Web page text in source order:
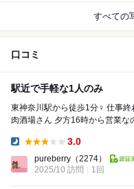
すべての
口コミ
駅近で手軽な1人のみ
東神奈川駅から徒歩1分‍♀️ 仕事終わりにサクッと寄れる立地が最高な 徳永
肉酒場さん 夕方16時から営業なのが嬉しい一軒。 以前あったハッピーア
3.0
pureberry （2274）
2025/10 訪問
1回